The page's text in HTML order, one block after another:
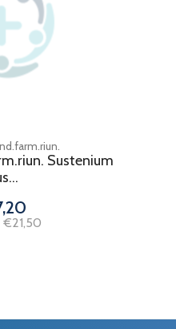
Sustenium
€21,50